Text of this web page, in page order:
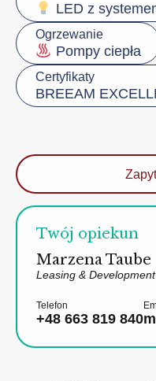
LED z
Ogrzewanie
Pompy ciepła
Certyfikaty
BREEAM
Twój opiekun
Marzena Taube
Leasing &
Telefon
+48 663 819 840